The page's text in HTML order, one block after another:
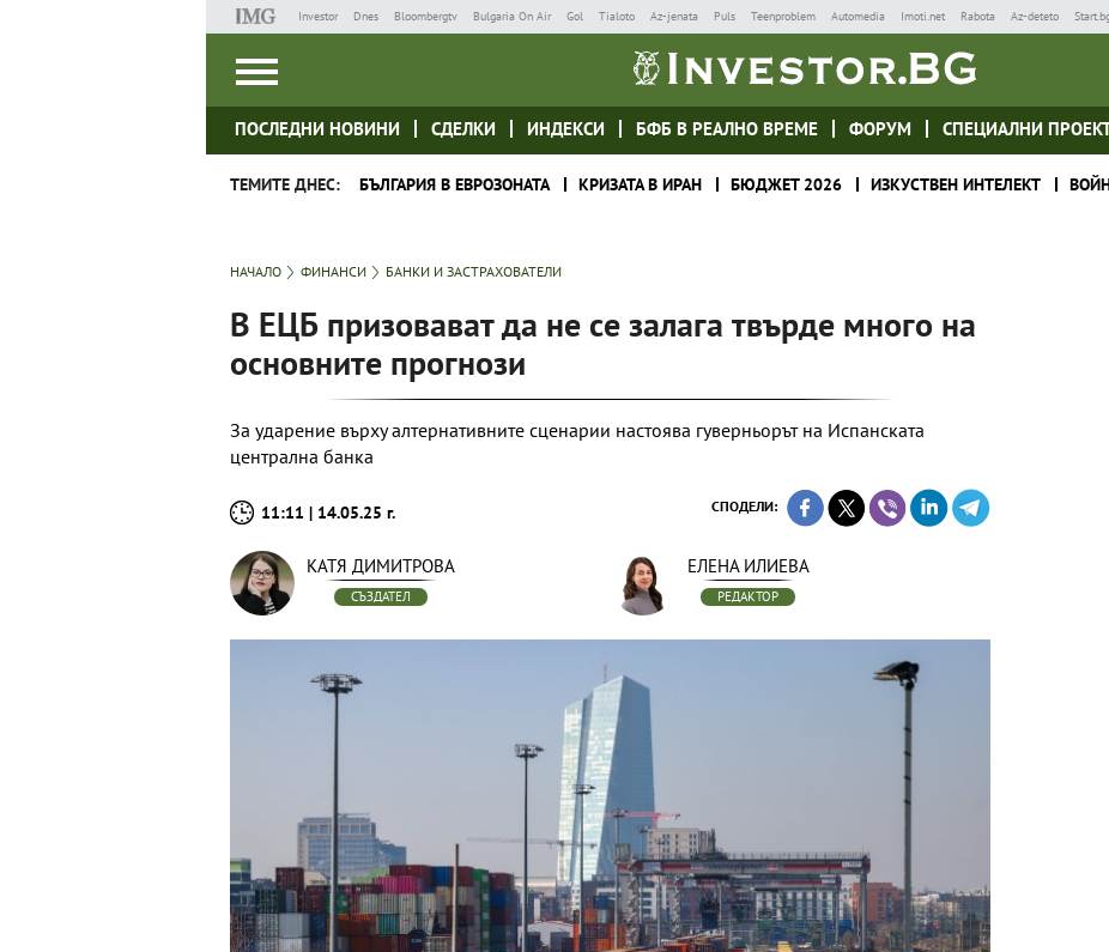
Investor Dnes Bloombergtv Bulgaria On Air Gol Tialoto Az-jenata Puls Teenproblem Automedia Imoti.net Rabota Az-deteto
ПОСЛЕДНИ НОВИНИ СДЕЛКИ ИНДЕКСИ БФБ В РЕАЛНО ВРЕМЕ ФОРУМ СПЕЦИАЛНИ
ТЕМИТЕ ДНЕС: БЪЛГАРИЯ В ЕВРОЗОНАТА КРИЗАТА В ИРАН БЮДЖЕТ 2026 ИЗКУСТВЕН ИНТЕЛЕКТ
НАЧАЛО ФИНАНСИ БАНКИ И ЗАСТРАХОВАТЕЛИ
В ЕЦБ призовават да не се залага твърде много на
основните прогнози
За ударение върху алтернативните сценарии настоява гуверньорът на Испанската
централна банка
11:11 | 14.05.25 г. СПОДЕЛИ:
КАТЯ ДИМИТРОВА
СЪЗДАТЕЛ
ЕЛЕНА ИЛИЕВА
РЕДАКТОР